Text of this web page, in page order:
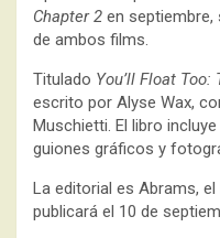
Chapter 2 en septiembre,
de ambos films.
Titulado You’ll Float
escrito por Alyse Wax,
Muschietti. El libro
guiones gráficos y
La editorial es Abrams,
publicará el 10 de